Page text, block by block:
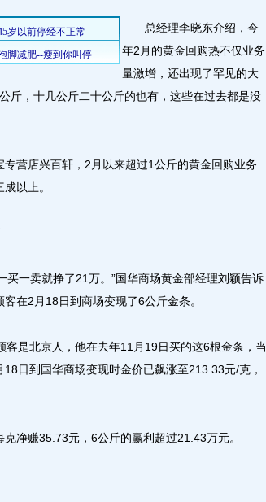
总经理李晓东介绍，今
年2月的黄金回购热不仅业务
量激增，还出现了罕见的大
斤，十几公斤二十公斤的也有，这些在过去都是没
营店兴百轩，2月以来超过1公斤的黄金回购业务
以上。
一卖就挣了21万。”国华商场黄金部经理刘颖告诉
在2月18日到商场变现了6公斤金条。
是北京人，他在去年11月19日买的这6根金条，当
日到国华商场变现时金价已飙涨至213.33元/克，
赚35.73元，6公斤的赢利超过21.43万元。